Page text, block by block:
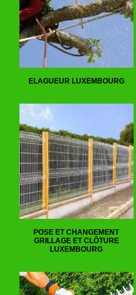
ELAGUEUR LUXEMBOURG
POSE ET CHANGEMENT
GRILLAGE ET CLÔTURE
LUXEMBOURG